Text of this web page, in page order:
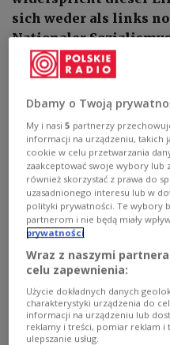
sich weder als links
Nationaler
antikapitalistisch“,
Zitelmann.
 45'48
Im Gespräch mit Dr. Rainer
Dbamy o Twoją
My i nasi5 partnerzy
informacji na urządzeniu, takich
cookie w celu przetwarzania
zaakceptować swoje wybory lub
również skorzystać z prawa do
uzasadnionego interesu lub w
polityki prywatności. Te wybory
partnerom i nie będą miały
prywatności
Wraz z naszymi
celu zapewnienia:
Użycie dokładnych danych
charakterystyki urządzenia do
informacji na urządzeniu lub
reklamy i treści, pomiar reklam
ulepszanie usług.